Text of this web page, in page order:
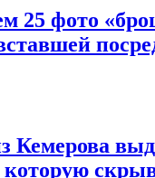
25 фото
Кемерова
которую